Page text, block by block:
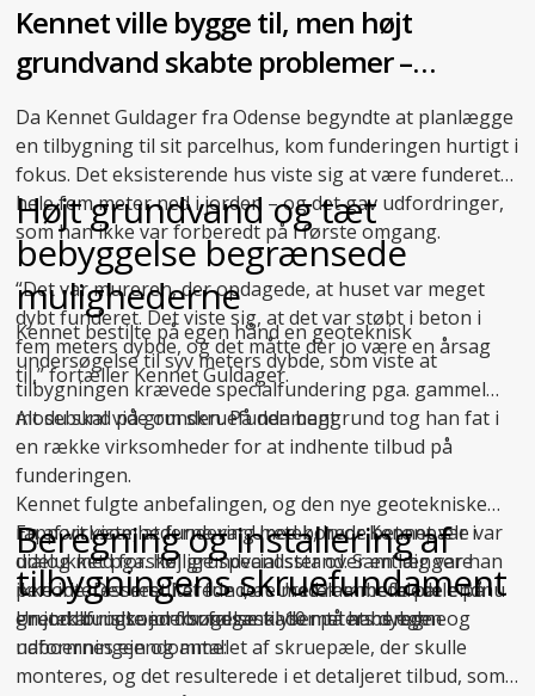
Kennet ville bygge til, men højt
grundvand skabte problemer –
skruepæle blev redningen
Da Kennet Guldager fra Odense begyndte at planlægge
en tilbygning til sit parcelhus, kom funderingen hurtigt i
fokus. Det eksisterende hus viste sig at være funderet
hele fem meter ned i jorden – og det gav udfordringer,
som han ikke var forberedt på i første omgang.
“Det var mureren, der opdagede, at huset var meget
dybt funderet. Det viste sig, at det var støbt i beton i
fem meters dybde, og det måtte der jo være en årsag
til,” fortæller Kennet Guldager.
Højt grundvand og tæt
bebyggelse begrænsede
mulighederne
Kennet bestilte på egen hånd en geoteknisk
undersøgelse til syv meters dybde, som viste at
tilbygningen krævede specialfundering pga. gammel
mosebund på grunden. På den baggrund tog han fat i
en række virksomheder for at indhente tilbud på
funderingen.
En af virksomhederne var Uretek, hvor Kennet var i
dialog med forskellige specialister over en længere
periode. Det resulterede i, at Uretek anbefalede endnu
enjordbundsundersøgelsetil 10 meters dybde.
Alt du skal vide om skruefundament
Kennet fulgte anbefalingen, og den nye geotekniske
rapport viste, at fundering med borede betonpæle var
udelukket pga. høj grundvandsstand. Samtidig var han
ikke interesseret i at fundere med rammede pæle på
grund af risikoen for følgeskader på hans egen og
naboernes ejendomme:
Beregning og installering af
tilbygningens skruefundament
Uretek brugte jordbundsanalysen til at beregne
udformningen og antallet af skruepæle, der skulle
monteres, og det resulterede i et detaljeret tilbud, som